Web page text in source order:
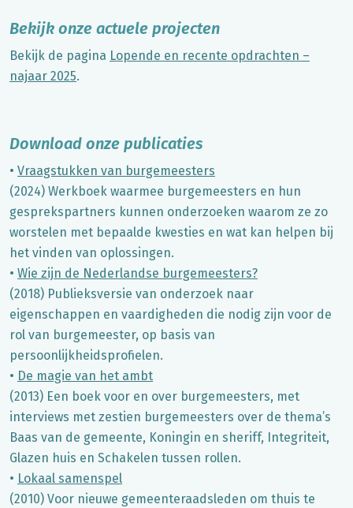
Bekijk onze actuele projecten
Bekijk de pagina Lopende en recente opdrachten –
najaar 2025.
Download onze publicaties
• Vraagstukken van burgemeesters
(2024) Werkboek waarmee burgemeesters en hun
gesprekspartners kunnen onderzoeken waarom ze zo
worstelen met bepaalde kwesties en wat kan helpen bij
het vinden van oplossingen.
• Wie zijn de Nederlandse burgemeesters?
(2018) Publieksversie van onderzoek naar
eigenschappen en vaardigheden die nodig zijn voor de
rol van burgemeester, op basis van
persoonlijkheidsprofielen.
• De magie van het ambt
(2013) Een boek voor en over burgemeesters, met
interviews met zestien burgemeesters over de thema’s
Baas van de gemeente, Koningin en sheriff, Integriteit,
Glazen huis en Schakelen tussen rollen.
• Lokaal samenspel
(2010) Voor nieuwe gemeenteraadsleden om thuis te